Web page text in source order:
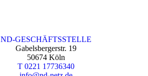
ND-GESCHÄFTSSTELLE
Gabelsbergerstr. 19
50674 Köln
T 0221 17736340